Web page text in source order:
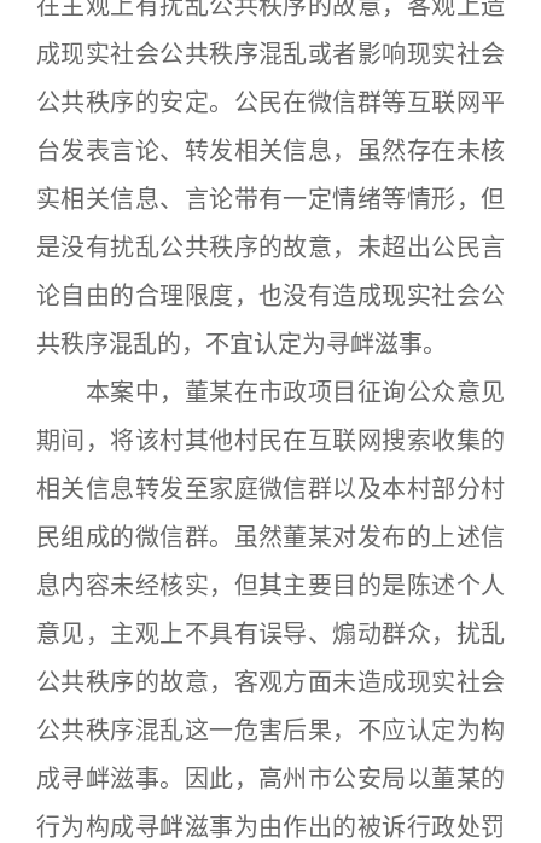
在主观上有扰乱公共秩序的故意，客观上造
成现实社会公共秩序混乱或者影响现实社会
公共秩序的安定。公民在微信群等互联网平
台发表言论、转发相关信息，虽然存在未核
实相关信息、言论带有一定情绪等情形，但
是没有扰乱公共秩序的故意，未超出公民言
论自由的合理限度，也没有造成现实社会公
共秩序混乱的，不宜认定为寻衅滋事。
本案中，董某在市政项目征询公众意见
期间，将该村其他村民在互联网搜索收集的
相关信息转发至家庭微信群以及本村部分村
民组成的微信群。虽然董某对发布的上述信
息内容未经核实，但其主要目的是陈述个人
意见，主观上不具有误导、煽动群众，扰乱
公共秩序的故意，客观方面未造成现实社会
公共秩序混乱这一危害后果，不应认定为构
成寻衅滋事。因此，高州市公安局以董某的
行为构成寻衅滋事为由作出的被诉行政处罚